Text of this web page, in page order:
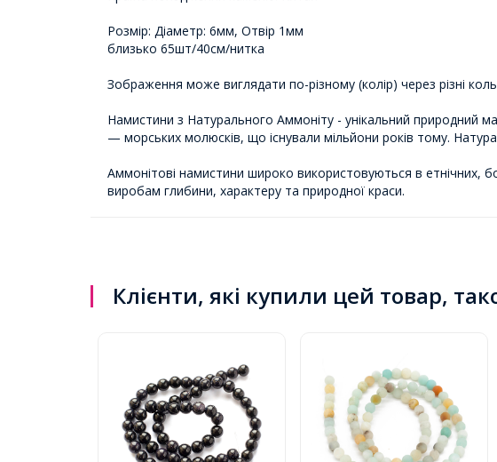
Розмір: Діаметр: 6мм, Отвір 1мм
близько 65шт/40см/нитка
Зображення може виглядати по-різному (колір) через різні
Намистини з Натурального Аммоніту - унікальний природний
— морських молюсків, що існували мільйони років тому.
Аммонітові намистини широко використовуються в етнічних,
виробам глибини, характеру та природної краси.
Клієнти, які купили цей товар,